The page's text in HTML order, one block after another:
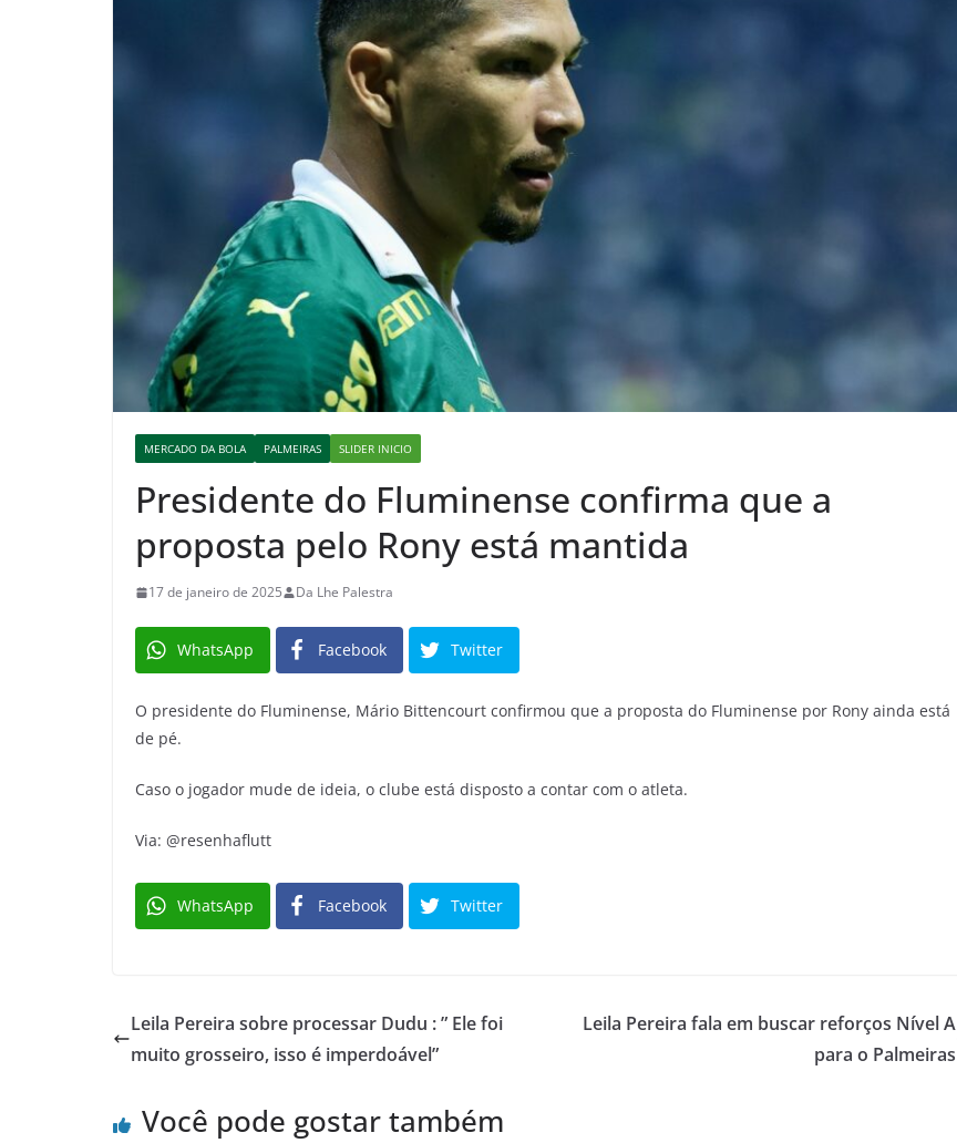
MERCADO DA BOLA PALMEIRAS SLIDER INICIO
Presidente do Fluminense confirma que a
proposta pelo Rony está mantida
17 de janeiro de 2025 Da Lhe Palestra
WhatsApp Facebook Twitter
O presidente do Fluminense, Mário Bittencourt confirmou que a proposta do Fluminense por Rony ainda está
de pé.
Caso o jogador mude de ideia, o clube está disposto a contar com o atleta.
Via: @resenhaflutt
WhatsApp Facebook Twitter
Leila Pereira sobre processar Dudu : ” Ele foi
muito grosseiro, isso é imperdoável”
Leila Pereira fala em buscar reforços Nível A
para o Palmeiras
Você pode gostar também